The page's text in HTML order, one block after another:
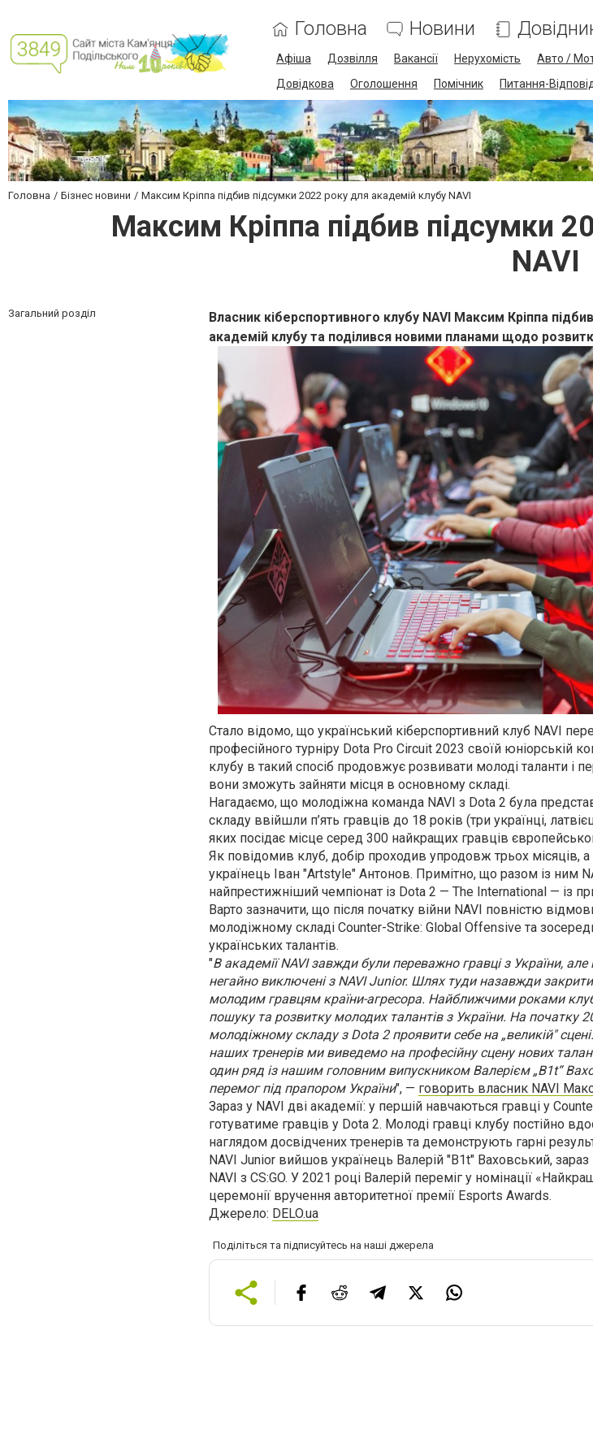
Головна Новини
Афіша Дозвілля Вакансії Нерухомість Авто /
Довідкова
Оголошення Помічник Питання-
Головна Бізнес новини Максим Кріппа підбив підсумки 2022 року для академій клубу NAVI
Максим Кріппа підбив підсумки
NAVI
Загальний розділ
Власник кіберспортивного клубу NAVI Максим Кріппа
академій клубу та поділився новими планами щодо
Стало відомо, що український кіберспортивний клуб NAVI
професійного турніру Dota Pro Circuit 2023 своїй юніорській
клубу в такий спосіб продовжує розвивати молоді таланти і
вони зможуть зайняти місця в основному складі.
Нагадаємо, що молодіжна команда NAVI з Dota 2 була
складу ввійшли п’ять гравців до 18 років (три українці,
яких посідає місце серед 300 найкращих гравців
Як повідомив клуб, добір проходив упродовж трьох місяців,
українець Іван "Artstyle" Антонов. Примітно, що разом із ним
найпрестижніший чемпіонат із Dota 2 — The International — із
Варто зазначити, що після початку війни NAVI повністю
молодіжному складі Counter-Strike: Global Offensive та
українських талантів.
"В академії NAVI завжди були переважно гравці з України, але
негайно виключені з NAVI Junior. Шлях туди назавжди
молодим гравцям країни-агресора. Найближчими роками
пошуку та розвитку молодих талантів з України. На початку
молодіжному складу з Dota 2 проявити себе на „великій"
наших тренерів ми виведемо на професійну сцену нових
один ряд із нашим головним випускником Валерієм „B1t“
перемог під прапором України", — говорить власник NAVI
Зараз у NAVI дві академії: у першій навчаються гравці у
готуватиме гравців у Dota 2. Молоді гравці клубу постійно
наглядом досвідчених тренерів та демонструють гарні
NAVI Junior вийшов українець Валерій "B1t" Ваховський,
NAVI з CS:GO. У 2021 році Валерій переміг у номінації
церемонії вручення авторитетної премії Esports Awards.
Джерело: DELO.ua
Поділіться та підписуйтесь на наші джерела